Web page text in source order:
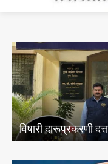
‘मकोका’